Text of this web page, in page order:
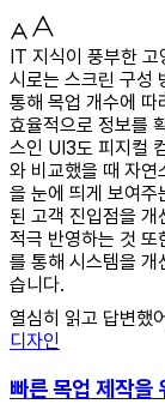
IT 지식이 풍부한 고
시로는 스크린 구성
통해 목업 개수에 따
효율적으로 정보를
스인 UI3도 피지컬
와 비교했을 때 자연
을 눈에 띄게 보여주
된 고객 진입점을 개
적극 반영하는 것 또
를 통해 시스템을 개
습니다.
열심히 읽고 답변했
디자인
빠른 목업 제작을